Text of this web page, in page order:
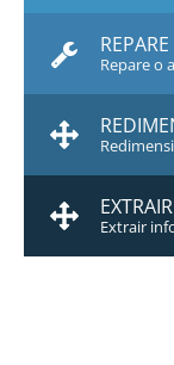
REPARE
Repare o
EXTRAIR
Extrair